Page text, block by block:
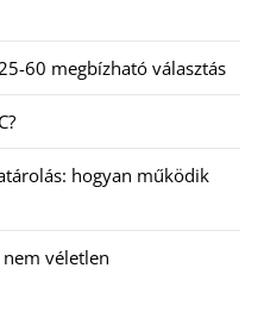
60 megbízható választás
hogyan működik
véletlen